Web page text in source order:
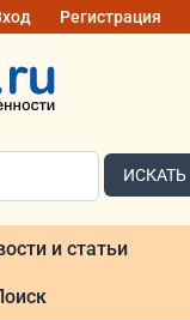
Регистрация
ИСКАТЬ
и статьи